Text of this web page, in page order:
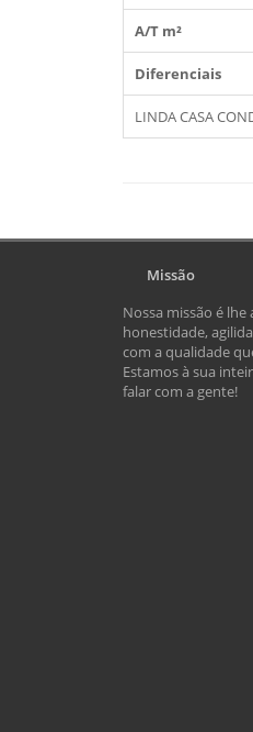
A/T m²
Diferenciais
LINDA CASA
Missão
Nossa missão é
honestidade,
com a qualidade
Estamos à sua
falar com a gente!